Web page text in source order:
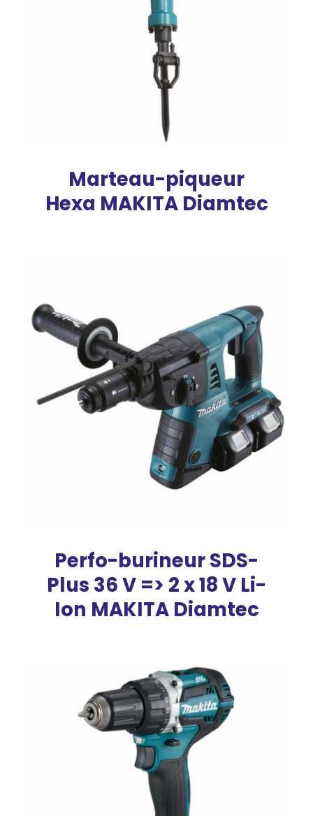
Marteau-piqueur
Hexa MAKITA Diamtec
Perfo-burineur SDS-
Plus 36 V => 2 x 18 V Li-
Ion MAKITA Diamtec